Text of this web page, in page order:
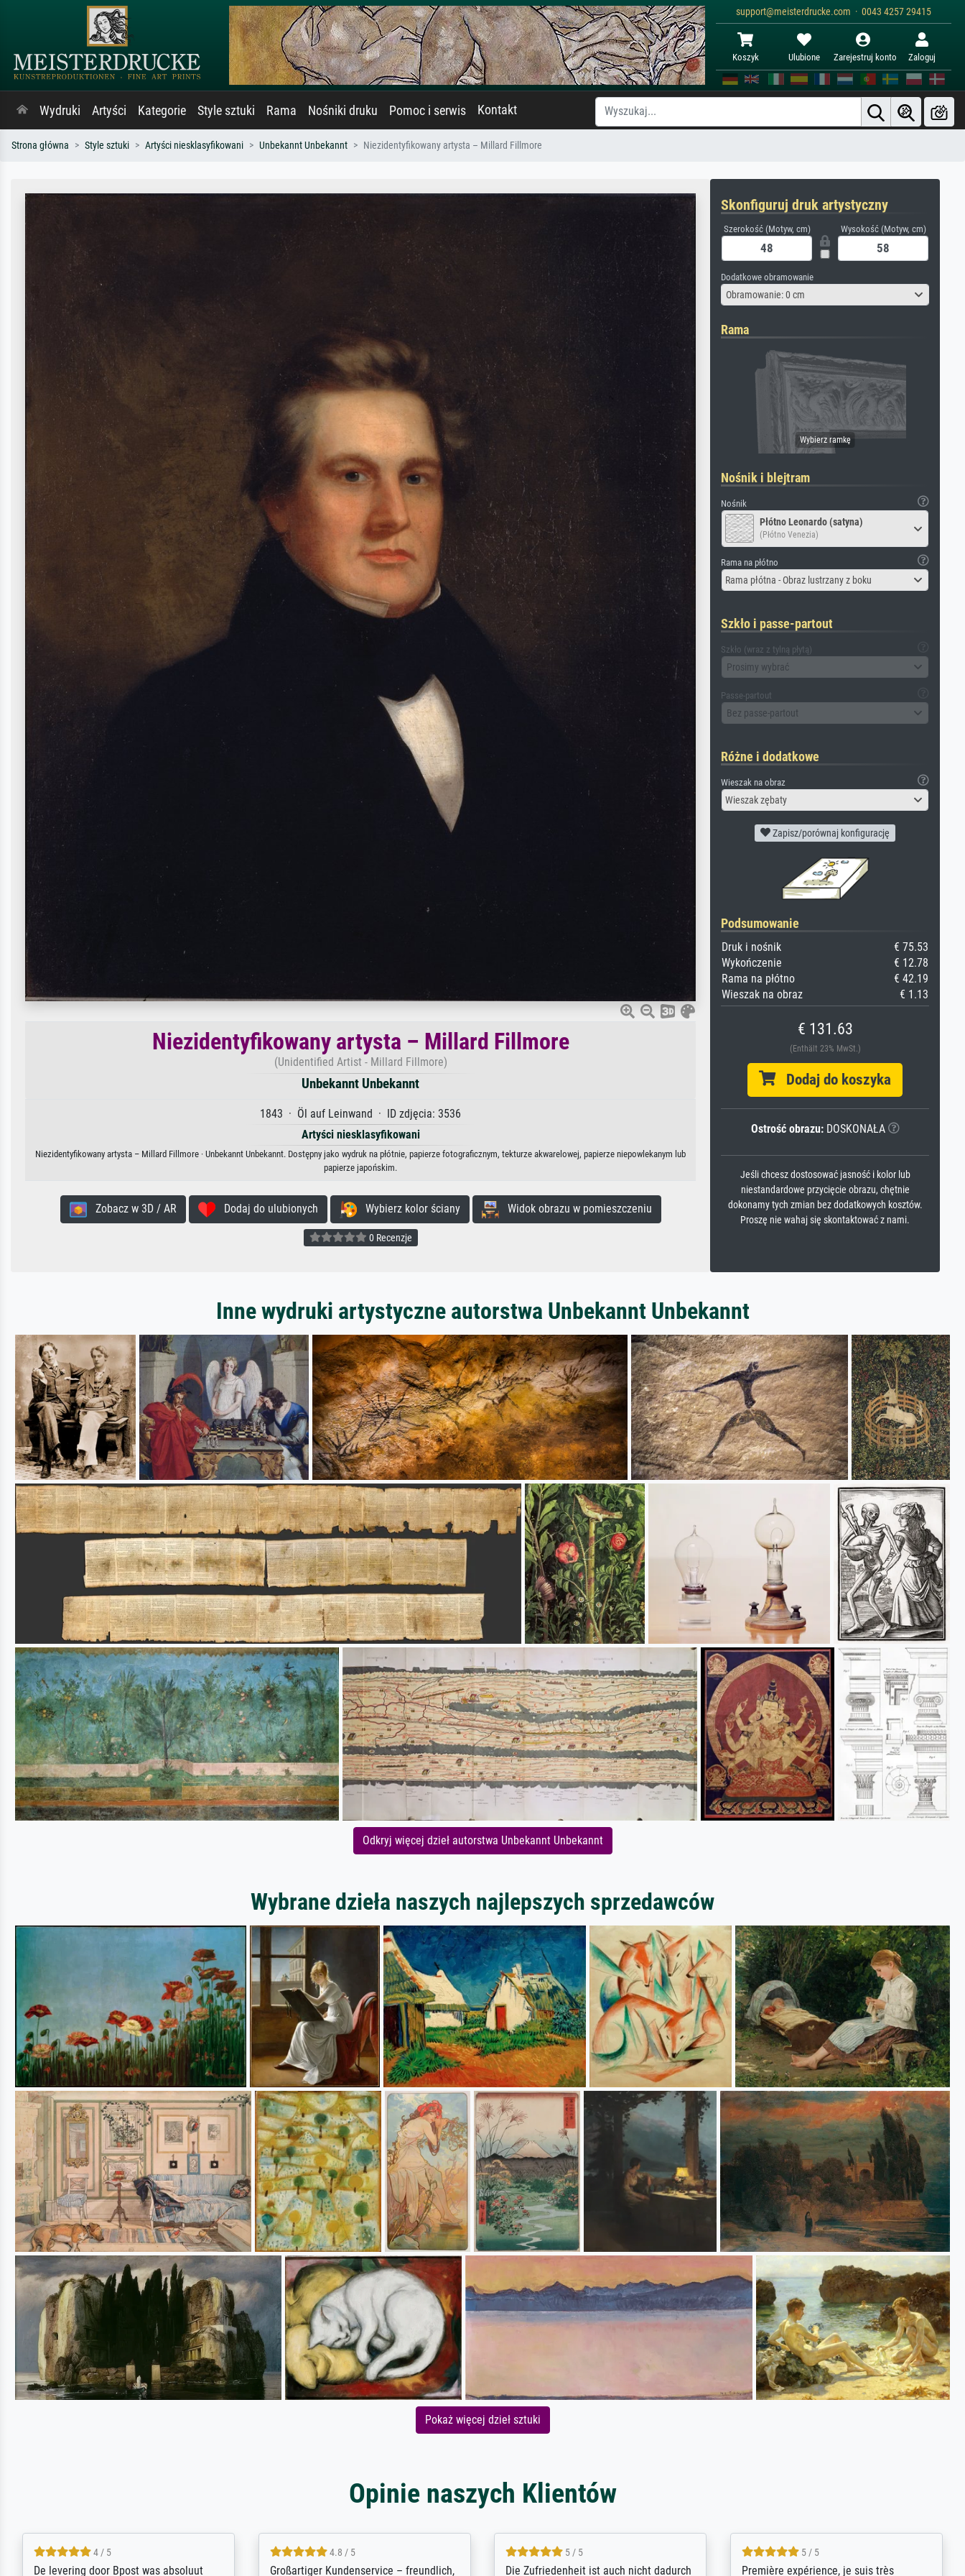
support@meisterdrucke.com · 0043 4257 29415
Koszyk Ulubione Zarejestruj konto Zaloguj
Wydruki Artyści Kategorie Style sztuki Rama Nośniki druku Pomoc i serwis Kontakt
Strona główna Style sztuki Artyści niesklasyfikowani Unbekannt Unbekannt Niezidentyfikowany artysta – Millard Fillmore
Niezidentyfikowany artysta – Millard Fillmore
(Unidentified Artist - Millard Fillmore)
Unbekannt Unbekannt
1843 · Öl auf Leinwand · ID zdjęcia: 3536
Artyści niesklasyfikowani
Niezidentyfikowany artysta – Millard Fillmore · Unbekannt Unbekannt. Dostępny jako wydruk na płótnie, papierze fotograficznym, tekturze akwarelowej, papierze niepowlekanym lub
papierze japońskim.
Zobacz w 3D / AR Dodaj do ulubionych Wybierz kolor ściany Widok obrazu w pomieszczeniu
0 Recenzje
Skonfiguruj druk artystyczny
Szerokość (Motyw, cm) Wysokość (Motyw, cm)
Dodatkowe obramowanie
Obramowanie: 0 cm
Rama
Nośnik i blejtram
Nośnik
Płótno Leonardo (satyna)
(Płótno Venezia)
Rama na płótno
Rama płótna - Obraz lustrzany z boku
Szkło i passe-partout
Szkło (wraz z tylną płytą)
Prosimy wybrać
Passe-partout
Bez passe-partout
Różne i dodatkowe
Wieszak na obraz
Wieszak zębaty
Zapisz/porównaj konfigurację
Podsumowanie
Druk i nośnik
€ 75.53
Wykończenie
€ 12.78
Rama na płótno
€ 42.19
Wieszak na obraz
€ 1.13
€ 131.63
(Enthält 23% MwSt.)
Dodaj do koszyka
Ostrość obrazu:DOSKONAŁA
Jeśli chcesz dostosować jasność i kolor lub
niestandardowe przycięcie obrazu, chętnie
dokonamy tych zmian bez dodatkowych kosztów.
Proszę nie wahaj się skontaktować z nami.
Inne wydruki artystyczne autorstwa Unbekannt Unbekannt
Odkryj więcej dzieł autorstwa Unbekannt Unbekannt
Wybrane dzieła naszych najlepszych sprzedawców
Pokaż więcej dzieł sztuki
Opinie naszych Klientów
5 / 5
Sehr gute Qualität des Leinwanddrucks
5 / 5
Für ein Erinnerungsbuch mit der
4.8 / 5
Hervorragende Qualität. Man kann sich
4.8 / 5
Qualité absolument irréprochable.